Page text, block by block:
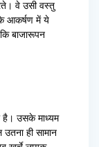
वे उसी वस्तु
आकर्षण में ये
बाजारूपन
है। उसके माध्यम
ही सामान